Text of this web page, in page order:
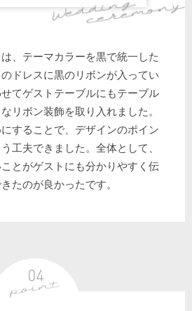
、テーマカラーを黒で統一した
ドレスに黒のリボンが入ってい
てゲストテーブルにもテーブル
リボン装飾を取り入れました。
することで、デザインのポイン
工夫できました。全体として、
とがゲストにも分かりやすく伝
たのが良かったです。